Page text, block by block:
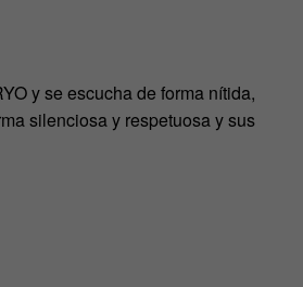
y se escucha de forma nítida,
silenciosa y respetuosa y sus